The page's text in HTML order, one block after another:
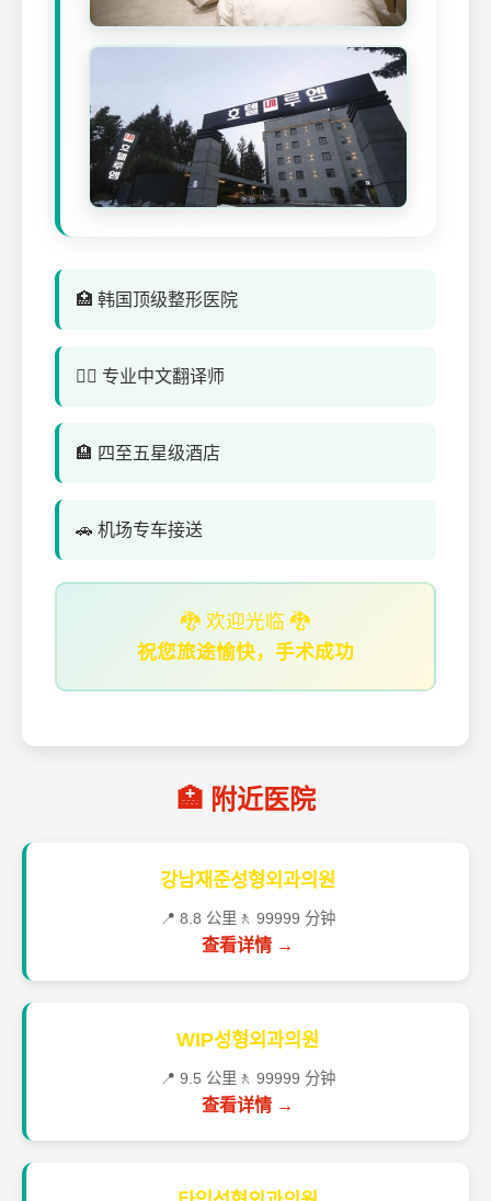
🏥 韩国顶级整形医院
👨‍⚕️ 专业中文翻译师
🏨 四至五星级酒店
🚗 机场专车接送
🐉 欢迎光临 🐉
祝您旅途愉快，手术成功
🏥 附近医院
강남재준성형외과의원
📍 8.8 公里 🚶 99999 分钟
查看详情 →
WIP성형외과의원
📍 9.5 公里 🚶 99999 分钟
查看详情 →